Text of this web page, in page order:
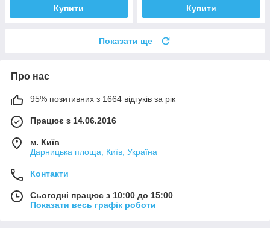
Купити Купити
Показати ще
Про нас
95% позитивних з 1664 відгуків за рік
Працює з 14.06.2016
м. Київ
Дарницька площа, Київ, Україна
Контакти
Сьогодні працює з 10:00 до 15:00
Показати весь графік роботи